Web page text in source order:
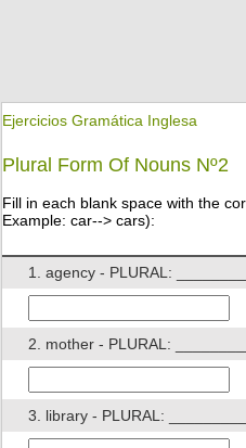
Ejercicios Gramática Inglesa
Plural Form Of Nouns Nº2
Fill in each blank space with the
Example: car--> cars):
1. agency - PLURAL:
2. mother - PLURAL:
3. library - PLURAL: